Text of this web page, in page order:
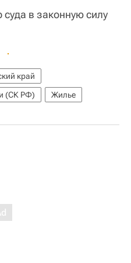
в законную силу
край
(СК РФ)
Жилье